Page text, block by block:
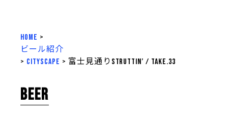
HOME >
ビール紹介
> cityscape > 富士見通りStruttin’ / take.33
BEER